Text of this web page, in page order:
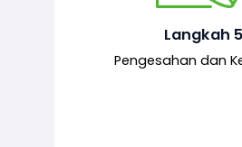
Langkah 5
Pengesahan dan
kelulusan akhir
mematuhi syarat